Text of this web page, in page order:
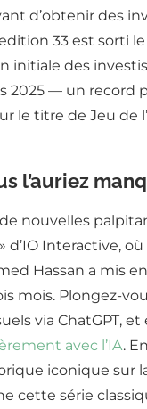
d’obtenir des
33 est sorti
initiale des
2025 — un record
le titre de Jeu de
l’auriez
nouvelles
d’IO Interactive,
Hassan a mis
mois. Plongez-
via ChatGPT,
avec l’IA.
iconique sur
cette série